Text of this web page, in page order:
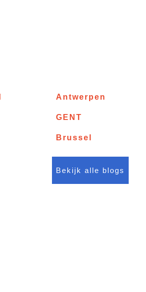
Antwerpen
GENT
Brussel
Bekijk alle blogs